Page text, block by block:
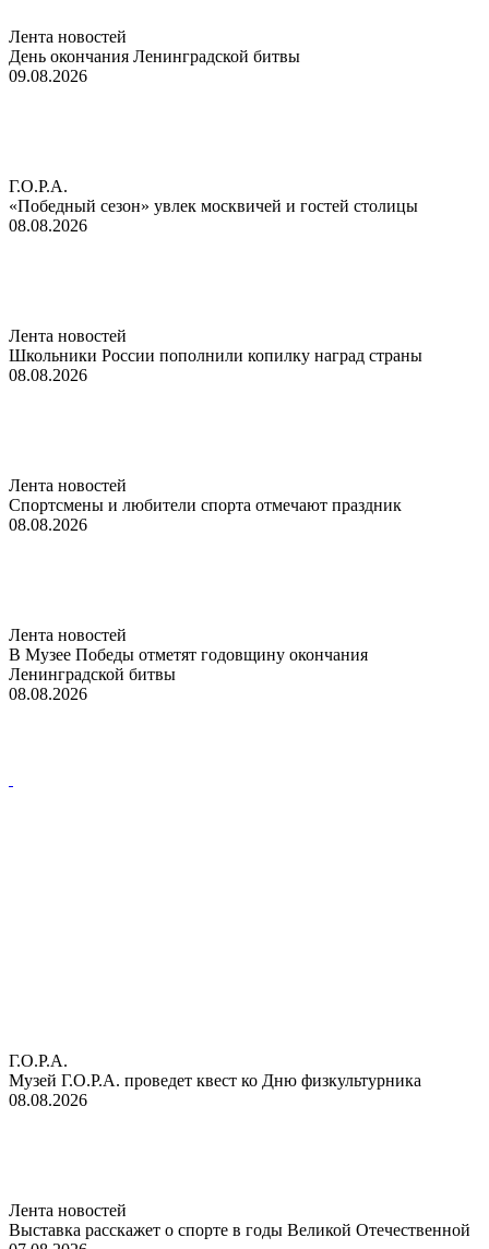
Лента новостей
День окончания Ленинградской битвы
09.08.2026
Г.О.Р.А.
«Победный сезон» увлек москвичей и гостей столицы
08.08.2026
Лента новостей
Школьники России пополнили копилку наград страны
08.08.2026
Лента новостей
Спортсмены и любители спорта отмечают праздник
08.08.2026
Лента новостей
В Музее Победы отметят годовщину окончания
Ленинградской битвы
08.08.2026
Г.О.Р.А.
Музей Г.О.Р.А. проведет квест ко Дню физкультурника
08.08.2026
Лента новостей
Выставка расскажет о спорте в годы Великой Отечественной